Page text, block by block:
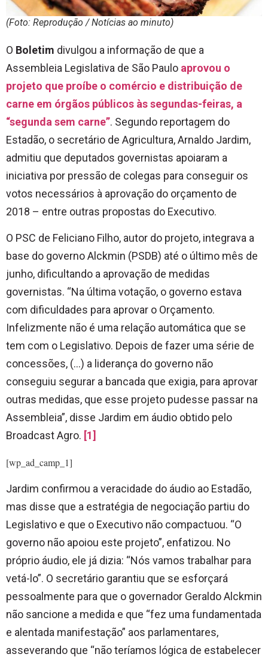
(Foto: Reprodução / Notícias ao minuto)
O Boletim divulgou a informação de que a
Assembleia Legislativa de São Paulo aprovou o
projeto que proíbe o comércio e distribuição de
carne em órgãos públicos às segundas-feiras, a
“segunda sem carne”. Segundo reportagem do
Estadão, o secretário de Agricultura, Arnaldo Jardim,
admitiu que deputados governistas apoiaram a
iniciativa por pressão de colegas para conseguir os
votos necessários à aprovação do orçamento de
2018 – entre outras propostas do Executivo.
O PSC de Feliciano Filho, autor do projeto, integrava a
base do governo Alckmin (PSDB) até o último mês de
junho, dificultando a aprovação de medidas
governistas. “Na última votação, o governo estava
com dificuldades para aprovar o Orçamento.
Infelizmente não é uma relação automática que se
tem com o Legislativo. Depois de fazer uma série de
concessões, (…) a liderança do governo não
conseguiu segurar a bancada que exigia, para aprovar
outras medidas, que esse projeto pudesse passar na
Assembleia”, disse Jardim em áudio obtido pelo
Broadcast Agro. [1]
[wp_ad_camp_1]
Jardim confirmou a veracidade do áudio ao Estadão,
mas disse que a estratégia de negociação partiu do
Legislativo e que o Executivo não compactuou. “O
governo não apoiou este projeto”, enfatizou. No
próprio áudio, ele já dizia: “Nós vamos trabalhar para
vetá-lo”. O secretário garantiu que se esforçará
pessoalmente para que o governador Geraldo Alckmin
não sancione a medida e que “fez uma fundamentada
e alentada manifestação” aos parlamentares,
asseverando que “não teríamos lógica de estabelecer